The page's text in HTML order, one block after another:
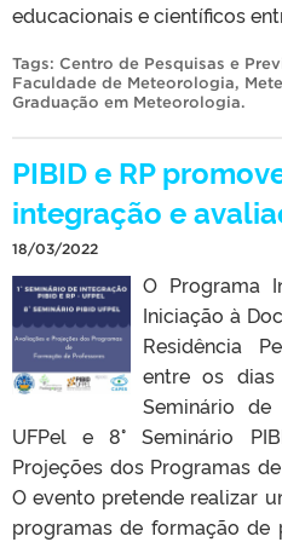
educacionais e científicos
Tags: Centro de Pesquisas e
Faculdade de Meteorologia,
Graduação em Meteorologia.
PIBID e RP
integração e
18/03/2022
O Programa
Iniciação à
Residência
entre os
Seminário
UFPel e 8° Seminário
Projeções dos Programas
O evento pretende realizar
programas de formação de